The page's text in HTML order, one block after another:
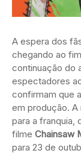
A espera dos
chegando ao
continuação do
espectadores
confirmam que a
em produção.
para a franquia,
filme Chainsaw
para 23 de